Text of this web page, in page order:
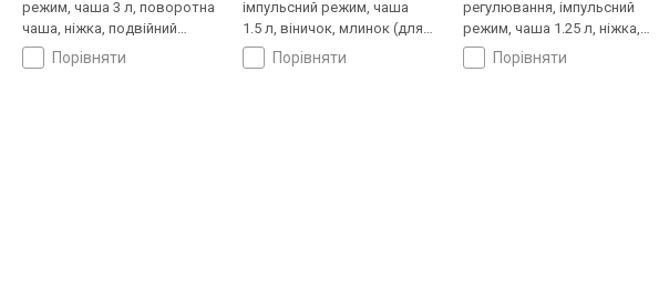
режим, чаша 3 л, поворотна
чаша, ніжка, подвійний
вінчик, ніж подрібнювача
порівняти
імпульсний режим, чаша
1.5 л, віничок, млинок (для
кави) порівняти
регулювання, імпульсний
режим, чаша 1.25 л, ніжка,
віничок, ніж подрібнювача, 4
диски для шатківниці /
порівняти